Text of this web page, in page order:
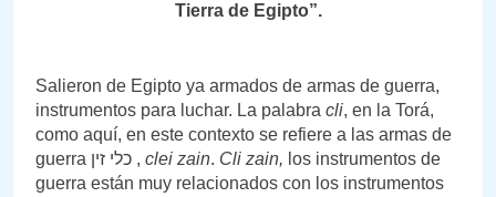
Tierra de Egipto”.
Salieron de Egipto ya armados de armas de guerra,
instrumentos para luchar. La palabra cli, en la Torá,
como aquí, en este contexto se refiere a las armas de
guerra כלי זין , clei zain. Cli zain, los instrumentos de
guerra están muy relacionados con los instrumentos